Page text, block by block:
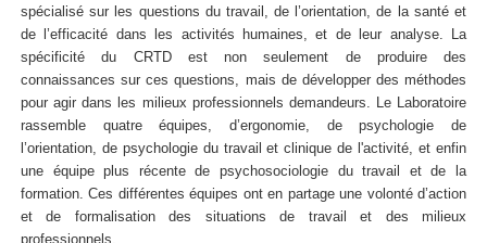
spécialisé sur les questions du travail, de l’orientation, de la santé et
de l’efficacité dans les activités humaines, et de leur analyse. La
spécificité du CRTD est non seulement de produire des
connaissances sur ces questions, mais de développer des méthodes
pour agir dans les milieux professionnels demandeurs. Le Laboratoire
rassemble quatre équipes, d’ergonomie, de psychologie de
l’orientation, de psychologie du travail et clinique de l'activité, et enfin
une équipe plus récente de psychosociologie du travail et de la
formation. Ces différentes équipes ont en partage une volonté d’action
et de formalisation des situations de travail et des milieux
professionnels.